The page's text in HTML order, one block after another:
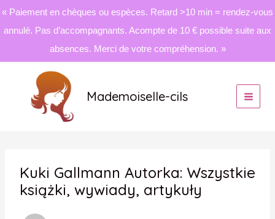
« Paiement en chèques ou espèces. Retard >10 min = rendez-vous
annulé. Pas d’accompagnants. Acompte de 10 € possible suite aux
absences. Merci de votre compréhension. »
contenu
Mademoiselle-cils
Kuki Gallmann Autorka: Wszystkie
książki, wywiady, artykuły